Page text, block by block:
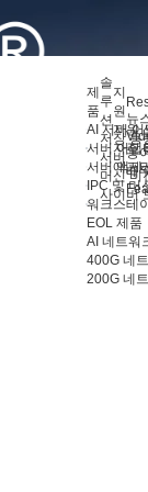
제
품
AI 서버 어
서버 어댑
서버 액세
IPC 및 머
워크스테
EOL 제품
AI 네트워
400G 네
200G 네
솔
루
션
저장 용
서버
머신 비
사이버
지
원
지원
자주
애프
뉴
용
배